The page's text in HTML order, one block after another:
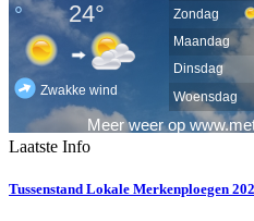
Laatste Info
Tussenstand Lokale Merkenploegen